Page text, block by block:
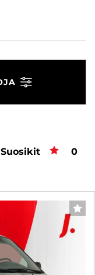
Suosikit 0